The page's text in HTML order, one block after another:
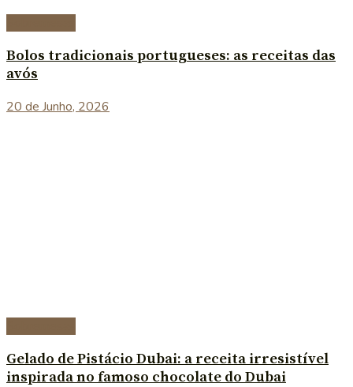
Bolos tradicionais portugueses: as receitas das
avós
20 de Junho, 2026
Gelado de Pistácio Dubai: a receita irresistível
inspirada no famoso chocolate do Dubai